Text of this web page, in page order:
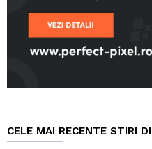
CELE MAI RECENTE STIRI